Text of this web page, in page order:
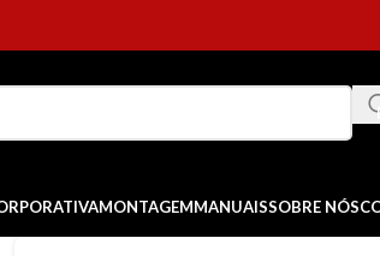
MONTAGEMMANUAISSOBRE NÓS